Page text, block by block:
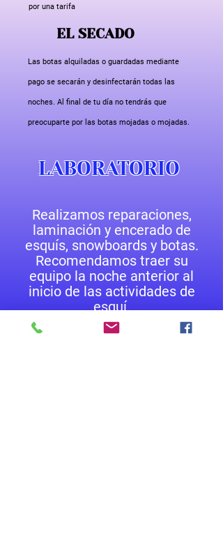
por una tarifa
Las botas alquiladas o guardadas mediante
pago se secarán y desinfectarán todas las
noches. Al final de tu día no tendrás que
preocuparte por las botas mojadas o mojadas.
EL SECADO
LABORATORIO
Realizamos reparaciones,
laminación y encerado de
esquís, snowboards y botas.
Recomendamos traer su
equipo la noche anterior al
inicio de las actividades de
esquí.